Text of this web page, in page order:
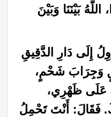
اللَّهُ بَيْنَنَا وَبَيْنَ
إِلَى دَارِ الدَّقِيقِ
وَجِرَابَ شَحْمٍ،
عَلَى ظَهْرِي،
فَقَالَ: أَنْتَ تَحْمِلُ